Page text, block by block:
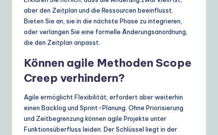
aber den Zeitplan und die Ressourcen beeinflusst.
Bieten Sie an, sie in die nächste Phase zu integrieren,
oder verlangen Sie eine formelle Änderungsanordnung,
die den Zeitplan anpasst.
Können agile Methoden Scope
Creep verhindern?
Agile ermöglicht Flexibilität, erfordert aber weiterhin
einen Backlog und Sprint-Planung. Ohne Priorisierung
und Zeitbegrenzung können agile Projekte unter
Funktionsüberfluss leiden. Der Schlüssel liegt in der